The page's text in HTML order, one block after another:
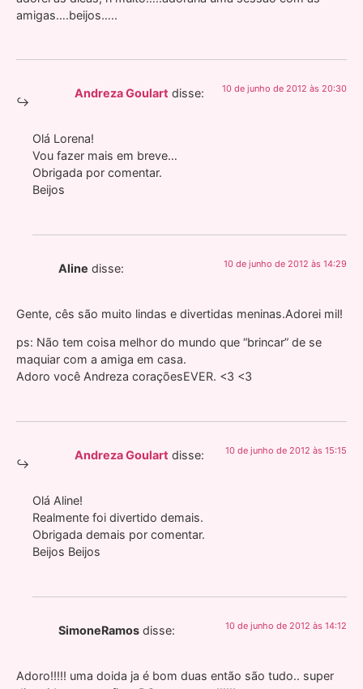
amigas….beijos…..
Andreza Goulart disse: 10 de junho de 2012 às 20:30
Olá Lorena!
Vou fazer mais em breve…
Obrigada por comentar.
Beijos
Aline disse: 10 de junho de 2012 às 14:29
Gente, cês são muito lindas e divertidas meninas.Adorei mil!
ps: Não tem coisa melhor do mundo que “brincar” de se
maquiar com a amiga em casa.
Adoro você Andreza coraçõesEVER. <3 <3
Andreza Goulart disse: 10 de junho de 2012 às 15:15
Olá Aline!
Realmente foi divertido demais.
Obrigada demais por comentar.
Beijos Beijos
SimoneRamos disse: 10 de junho de 2012 às 14:12
Adoro!!!!! uma doida ja é bom duas então são tudo.. super